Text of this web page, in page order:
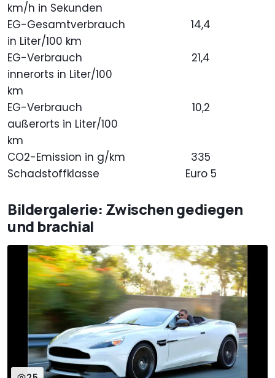
km/h in Sekunden
EG-Gesamtverbrauch
in Liter/100 km
14,4
EG-Verbrauch
innerorts in Liter/100
km
21,4
EG-Verbrauch
außerorts in Liter/100
km
10,2
CO2-Emission in g/km
335
Schadstoffklasse
Euro 5
Bildergalerie: Zwischen gediegen
und brachial